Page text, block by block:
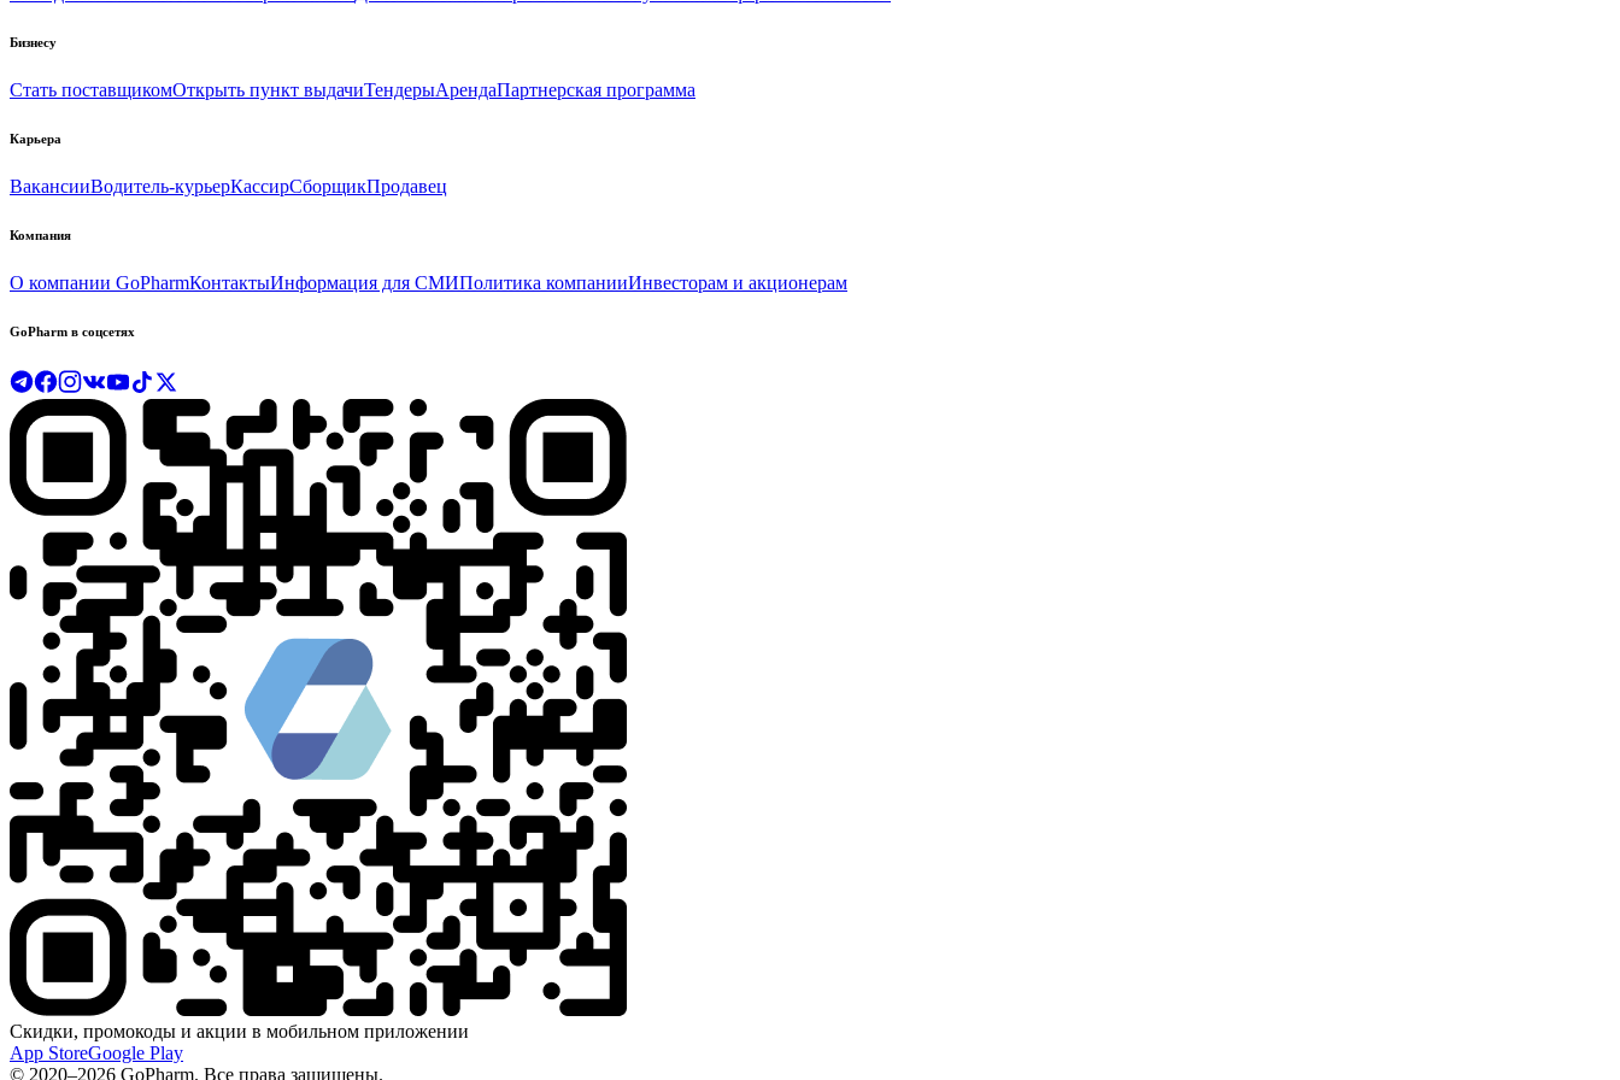
Бизнесу
Стать поставщикомОткрыть пункт выдачиТендерыАрендаПартнерская программа
Карьера
ВакансииВодитель-курьерКассирСборщикПродавец
Компания
О компании GoPharmКонтактыИнформация для СМИПолитика компанииИнвесторам и акционерам
GoPharm в соцсетях
Скидки, промокоды и акции в мобильном приложении
App StoreGoogle Play
© 2020–2026 GoPharm. Все права защищены.